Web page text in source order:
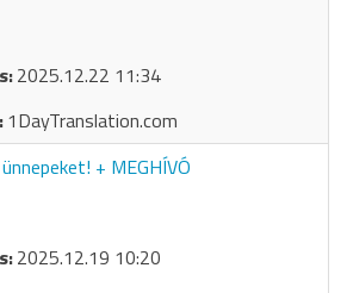
2025.12.22 11:34
1DayTranslation.com
+ MEGHÍVÓ
2025.12.19 10:20